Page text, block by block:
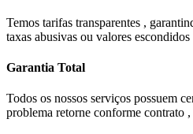
Temos tarifas transparentes ,
taxas abusivas ou valores escondidos
Garantia Total
Todos os nossos serviços possuem
problema retorne conforme contrato